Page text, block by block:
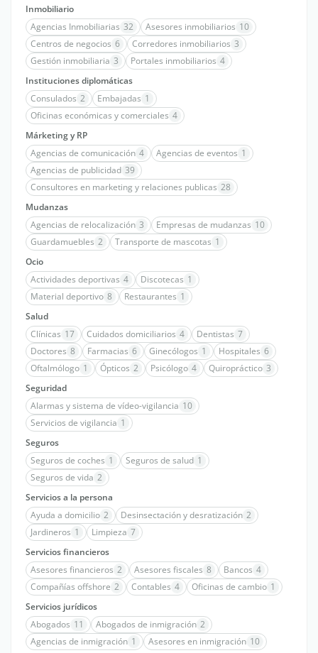
Inmobiliario
Agencias Inmobiliarias 32 Asesores inmobiliarios 10
Centros de negocios 6 Corredores inmobiliarios 3
Gestión inmobiliaria 3 Portales inmobiliarios 4
Instituciones diplomáticas
Consulados 2 Embajadas 1
Oficinas económicas y comerciales 4
Márketing y RP
Agencias de comunicación 4 Agencias de eventos 1
Agencias de publicidad 39
Consultores en marketing y relaciones publicas 28
Mudanzas
Agencias de relocalización 3 Empresas de mudanzas 10
Guardamuebles 2 Transporte de mascotas 1
Ocio
Actividades deportivas 4 Discotecas 1
Material deportivo 8 Restaurantes 1
Salud
Clínicas 17 Cuidados domiciliarios 4 Dentistas 7
Doctores 8 Farmacias 6 Ginecólogos 1 Hospitales 6
Oftalmólogo 1 Ópticos 2 Psicólogo 4 Quiropráctico 3
Seguridad
Alarmas y sistema de vídeo-vigilancia 10
Servicios de vigilancia 1
Seguros
Seguros de coches 1 Seguros de salud 1
Seguros de vida 2
Servicios a la persona
Ayuda a domicilio 2 Desinsectación y desratización 2
Jardineros 1 Limpieza 7
Servicios financieros
Asesores financieros 2 Asesores fiscales 8 Bancos 4
Compañías offshore 2 Contables 4 Oficinas de cambio 1
Servicios jurídicos
Abogados 11 Abogados de inmigración 2
Agencias de inmigración 1 Asesores en inmigración 10